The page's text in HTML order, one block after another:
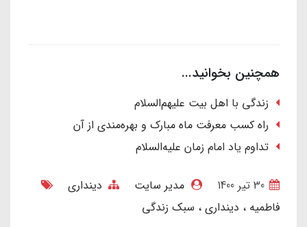
همچنین بخوانید...
زندگی با اهل بیت علیهم‌السلام
راه کسب معرفت ماه مبارک و بهره‌مندی از آن
تداوم یاد امام زمان علیه‌السلام
مدیر سایت
دینداری
فاطمیه
دینداری سبک زندگی